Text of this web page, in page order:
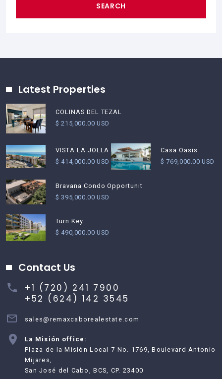
SEARCH
Latest Properties
COLINAS DEL TEZAL
$ 215,000.00 USD
VISTA LA JOLLA
$ 414,000.00 USD
Casa Oasis
$ 769,000.00 USD
Bravana Condo Opportunit
$ 395,000.00 USD
Turn Key
$ 490,000.00 USD
Contact Us
+1 (720) 241 7900
+52 (624) 142 3545
sales@remaxcaborealestate.com
La Misión office:
Plaza de la Misión Local 7 No. 1769, Boulevard Antonio
Mijares,
San José del Cabo, BCS, CP. 23400